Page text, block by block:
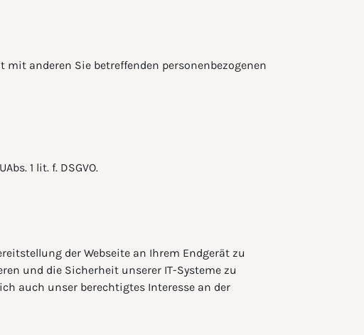
mit anderen Sie betreffenden personenbezogenen
1 lit. f. DSGVO.
der Webseite an Ihrem Endgerät zu
und die Sicherheit unserer IT-Systeme zu
auch unser berechtigtes Interesse an der